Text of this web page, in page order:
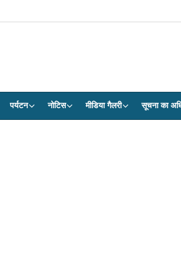
पर्यटन नोटिस मीडिया गैलरी सूचना का